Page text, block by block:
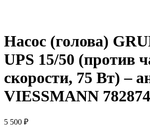
Насос (голова)
UPS 15/50 (против
скорости, 75 Вт) –
VIESSMANN
5 500 ₽